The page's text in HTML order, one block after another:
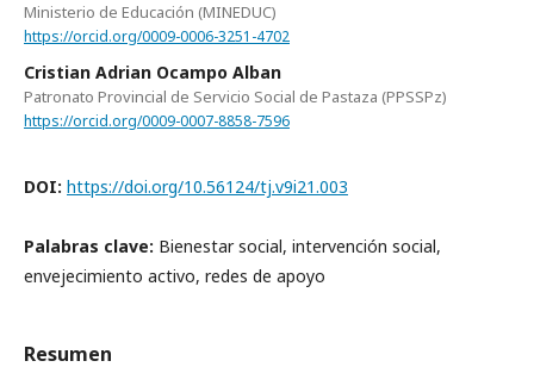
Ministerio de Educación (MINEDUC)
https://orcid.org/0009-0006-3251-4702
Cristian Adrian Ocampo Alban
Patronato Provincial de Servicio Social de Pastaza (PPSSPz)
https://orcid.org/0009-0007-8858-7596
DOI: https://doi.org/10.56124/tj.v9i21.003
Palabras clave: Bienestar social, intervención social,
envejecimiento activo, redes de apoyo
Resumen